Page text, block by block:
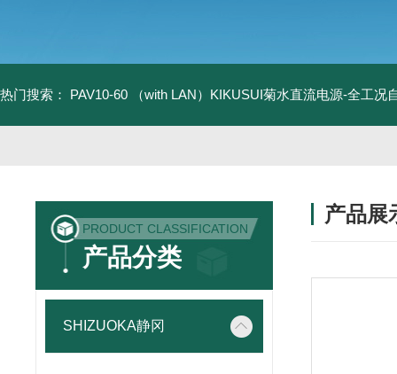
热门搜索： PAV10-60 （with LAN）KIKUSUI菊水直流电源-全工况
PRODUCT CLASSIFICATION
产品分类
SHIZUOKA静冈
产品展